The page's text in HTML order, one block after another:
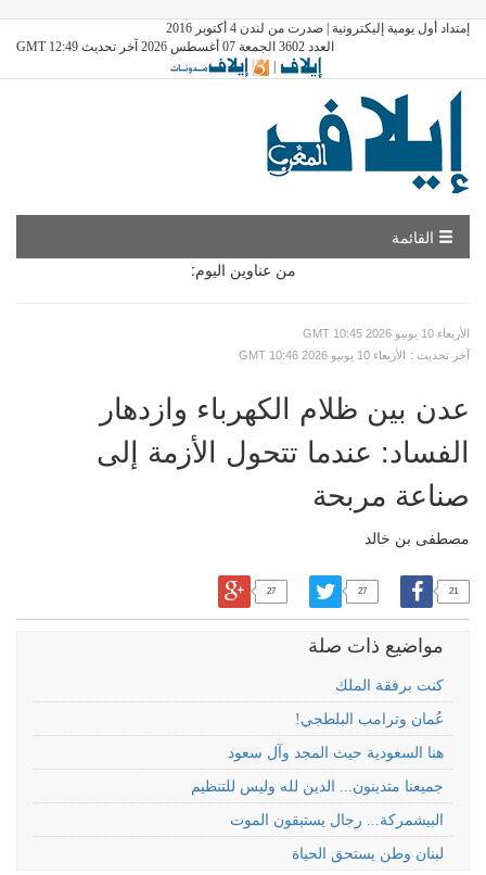
إمتداد أول يومية إليكترونية | صدرت من لندن 4 أكتوبر 2016
العدد 3602 الجمعة 07 أغسطس 2026 آخر تحديث GMT 12:49
|
القائمة
من عناوين اليوم:
GMT الأربعاء 10 يونيو 2026 10:45
GMT الأربعاء 10 يونيو 2026 10:46
: آخر تحديث
عدن بين ظلام الكهرباء وازدهار
الفساد: عندما تتحول الأزمة إلى
صناعة مربحة
مصطفى بن خالد
21
27
27
مواضيع ذات صلة
كنت برفقة الملك
عُمان وترامب البلطجي!
هنا السعودية حيث المجد وآل سعود
جميعنا متدينون... الدين لله وليس للتنظيم
البيشمركة... رجال يستبقون الموت
لبنان وطن يستحق الحياة